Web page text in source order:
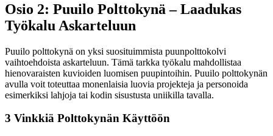
Osio 2: Puuilo Polttokynä – Laadukas
Työkalu Askarteluun
Puuilo polttokynä on yksi suosituimmista puunpolttokolvi
vaihtoehdoista askarteluun. Tämä tarkka työkalu mahdollistaa
hienovaraisten kuvioiden luomisen puupintoihin. Puuilo polttokynän
avulla voit toteuttaa monenlaisia luovia projekteja ja personoida
esimerkiksi lahjoja tai kodin sisustusta uniikilla tavalla.
3 Vinkkiä Polttokynän Käyttöön